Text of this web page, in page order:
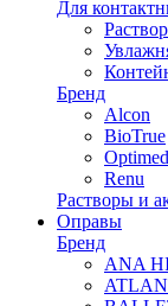
Для
Бренд
Alcon
BioTrue
Optimed
Renu
Растворы и
Оправы
Бренд
ANA